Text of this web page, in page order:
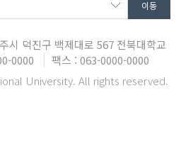
시 덕진구 백제대로 567 전북대학교
0000
팩스 : 063-0000-0000
University. All rights reserved.